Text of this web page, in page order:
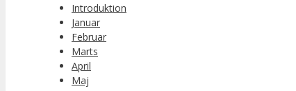
Introduktion
Januar
Februar
Marts
April
Maj